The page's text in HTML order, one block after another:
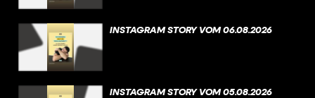
INSTAGRAM STORY VOM 06.08.2026
INSTAGRAM STORY VOM 05.08.2026